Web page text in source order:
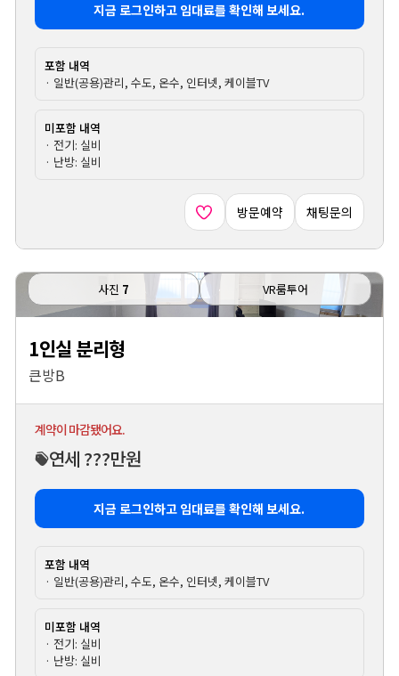
지금 로그인하고 임대료를 확인해 보세요.
포함 내역
· 일반(공용)관리, 수도, 온수, 인터넷, 케이블TV
미포함 내역
· 전기: 실비
· 난방: 실비
방문예약 채팅문의
사진 7 VR룸투어
1인실 분리형
큰방B
계약이 마감됐어요.
연세 ???만원
지금 로그인하고 임대료를 확인해 보세요.
포함 내역
· 일반(공용)관리, 수도, 온수, 인터넷, 케이블TV
미포함 내역
· 전기: 실비
· 난방: 실비